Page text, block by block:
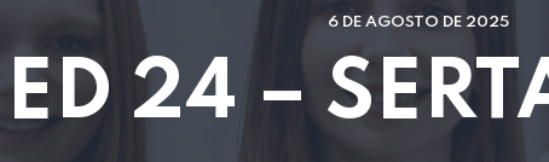
6 DE AGOSTO DE 2025
ED 24 –